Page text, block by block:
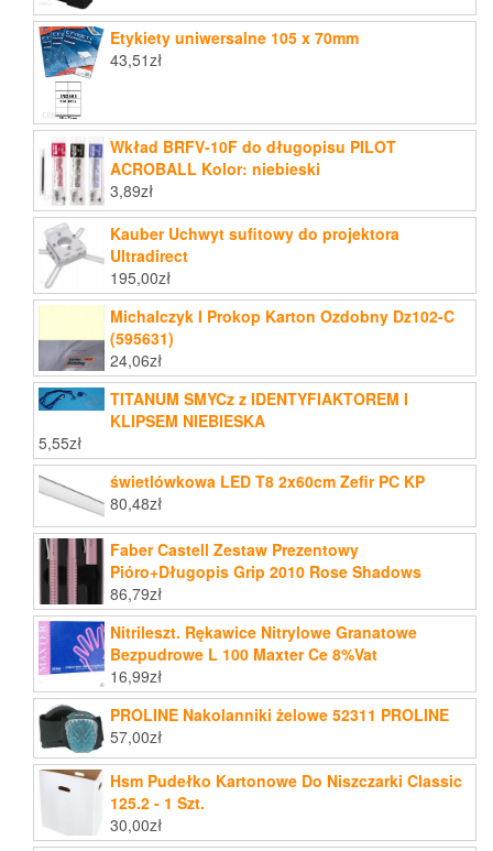
Etykiety uniwersalne 105 x 70mm
43,51zł
Wkład BRFV-10F do długopisu PILOT
ACROBALL Kolor: niebieski
3,89zł
Kauber Uchwyt sufitowy do projektora
Ultradirect
195,00zł
Michalczyk I Prokop Karton Ozdobny Dz102-C
(595631)
24,06zł
TITANUM SMYCz z IDENTYFIAKTOREM I
KLIPSEM NIEBIESKA
5,55zł
świetlówkowa LED T8 2x60cm Zefir PC KP
80,48zł
Faber Castell Zestaw Prezentowy
Pióro+Długopis Grip 2010 Rose Shadows
86,79zł
Nitrileszt. Rękawice Nitrylowe Granatowe
Bezpudrowe L 100 Maxter Ce 8%Vat
16,99zł
PROLINE Nakolanniki żelowe 52311 PROLINE
57,00zł
Hsm Pudełko Kartonowe Do Niszczarki Classic
125.2 - 1 Szt.
30,00zł